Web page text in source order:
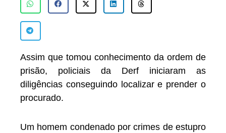
Assim que tomou conhecimento da ordem de
prisão, policiais da Derf iniciaram as
diligências conseguindo localizar e prender o
procurado.
Um homem condenado por crimes de estupro